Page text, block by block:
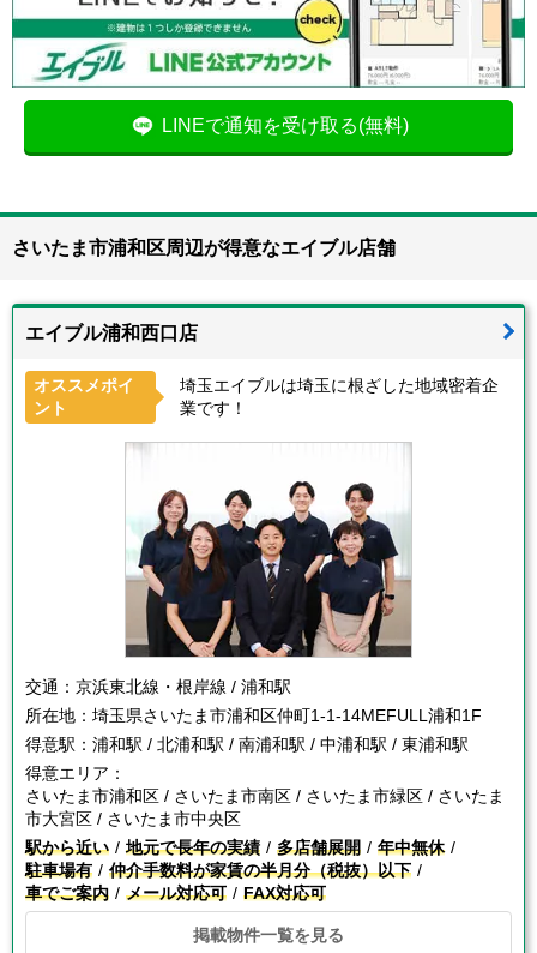
LINEで通知を受け取る(無料)
さいたま市浦和区周辺が得意なエイブル店舗
エイブル浦和西口店
オススメポイ
ント
埼玉エイブルは埼玉に根ざした地域密着企
業です！
交通： 京浜東北線・根岸線 / 浦和駅
所在地： 埼玉県さいたま市浦和区仲町1-1-14MEFULL浦和1F
得意駅： 浦和駅 / 北浦和駅 / 南浦和駅 / 中浦和駅 / 東浦和駅
得意エリア：
さいたま市浦和区 / さいたま市南区 / さいたま市緑区 / さいたま
市大宮区 / さいたま市中央区
駅から近い
地元で長年の実績 多店舗展開
年中無休
駐車場有
仲介手数料が家賃の半月分（税抜）以下
車でご案内
メール対応可 FAX対応可
掲載物件一覧を見る